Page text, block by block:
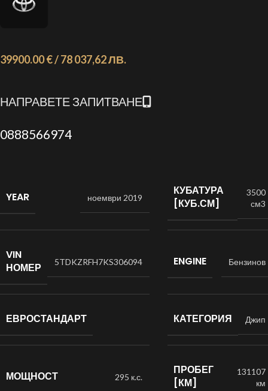
39900.00 € / 78 037,62 ЛВ.
НАПРАВЕТЕ ЗАПИТВАНЕ
0888566974
YEAR ноември 2019
КУБАТУРА
[КУБ.СМ]
3500
см3
VIN
НОМЕР
5TDKZRFH7KS306094 ENGINE Бензинов
ЕВРОСТАНДАРТ КАТЕГОРИЯ Джип
МОЩНОСТ 295 к.с.
ПРОБЕГ
[КМ]
131107
км